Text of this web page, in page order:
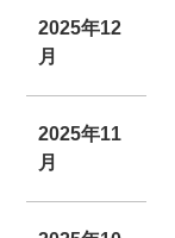
2025年12
月
2025年11
月